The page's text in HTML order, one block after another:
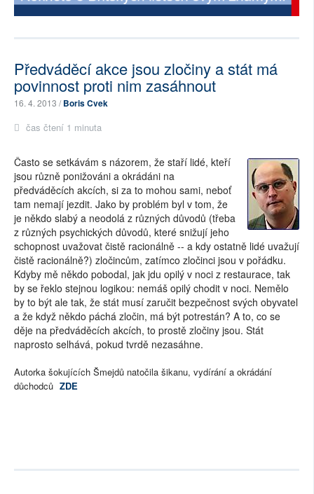
Předváděcí akce jsou zločiny a stát má
povinnost proti nim zasáhnout
16. 4. 2013 /Boris Cvek
čas čtení 1 minuta
Často se setkávám s názorem, že staří lidé, kteří
jsou různě ponižováni a okrádáni na
předváděcích akcích, si za to mohou sami, neboť
tam nemají jezdit. Jako by problém byl v tom, že
je někdo slabý a neodolá z různých důvodů (třeba
z různých psychických důvodů, které snižují jeho
schopnost uvažovat čistě racionálně -- a kdy ostatně lidé uvažují
čistě racionálně?) zločincům, zatímco zločinci jsou v pořádku.
Kdyby mě někdo pobodal, jak jdu opilý v noci z restaurace, tak
by se řeklo stejnou logikou: nemáš opilý chodit v noci. Nemělo
by to být ale tak, že stát musí zaručit bezpečnost svých obyvatel
a že když někdo páchá zločin, má být potrestán? A to, co se
děje na předváděcích akcích, to prostě zločiny jsou. Stát
naprosto selhává, pokud tvrdě nezasáhne.
Autorka šokujících Šmejdů natočila šikanu, vydírání a okrádání
důchodců ZDE